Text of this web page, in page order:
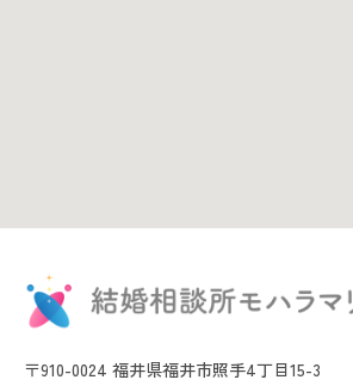
〒910-0024 福井県福井市照手4丁目15-3